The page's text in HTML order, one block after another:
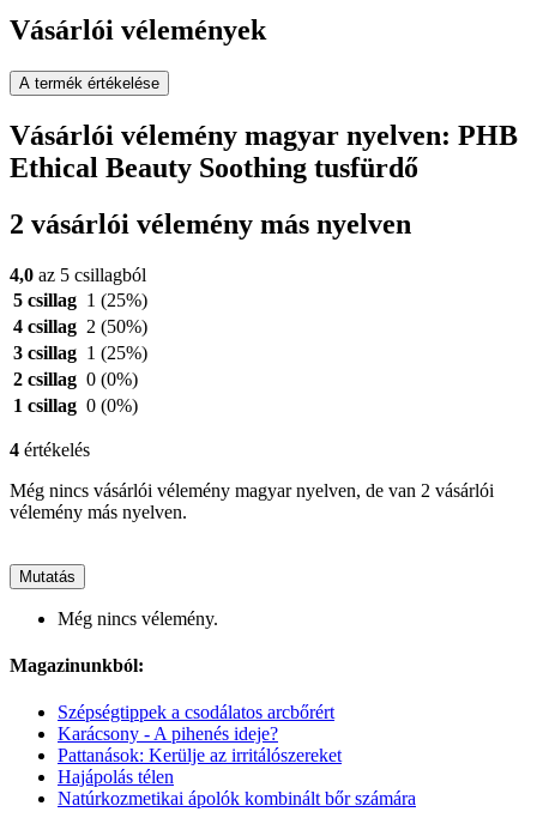
Vásárlói vélemények
A termék értékelése
Vásárlói vélemény magyar nyelven: PHB
Ethical Beauty Soothing tusfürdő
2 vásárlói vélemény más nyelven
4,0 az 5 csillagból
5 csillag 1 (25%)
4 csillag 2 (50%)
3 csillag 1 (25%)
2 csillag 0 (0%)
1 csillag 0 (0%)
4 értékelés
Még nincs vásárlói vélemény magyar nyelven, de van 2 vásárlói
vélemény más nyelven.
Mutatás
Még nincs vélemény.
Magazinunkból:
Szépségtippek a csodálatos arcbőrért
Karácsony - A pihenés ideje?
Pattanások: Kerülje az irritálószereket
Hajápolás télen
Natúrkozmetikai ápolók kombinált bőr számára